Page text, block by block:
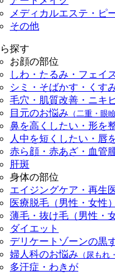
メディカルエステ・ピ
その他
探す
お顔の部位
しわ・たるみ・フェイ
シミ・そばかす・くす
毛穴・肌質改善・ニキ
目元のお悩み （二重・眼
鼻を高くしたい・形を
人中を短くしたい・唇
赤ら顔・赤あざ・血管
肝斑
身体の部位
エイジングケア・再生
医療脱毛（男性・女性）
薄毛・抜け毛（男性・女
ダイエット
デリケートゾーンの黒
婦人科のお悩み （尿もれ
多汗症・わきが